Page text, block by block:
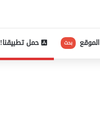
بحث حمل تطبيقنا!